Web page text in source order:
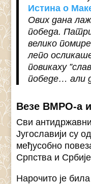
Истина о
Ових дана
победа.
велико
лепо
повикаху
победе… али
Везе ВМРО-а
Сви
Југославији су
међусобно
Српства и
Нарочито је